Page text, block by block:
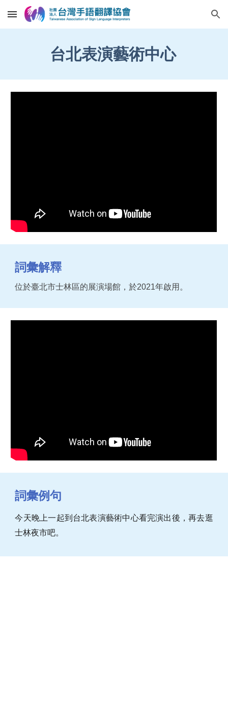
Skip to main content Skip to navigation
台北表演藝術中心
詞彙解釋
位於臺北市士林區的展演場館，於2021年啟用。
詞彙例句
今天晚上一起到台北表演藝術中心看完演出後，再去逛
士林夜市吧。